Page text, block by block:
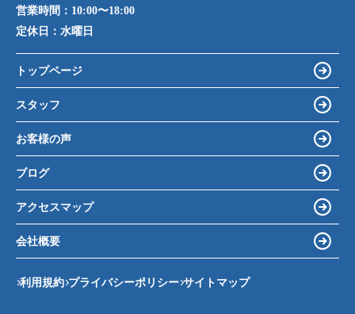
営業時間： 10:00〜18:00
定休日： 水曜日
トップページ
スタッフ
お客様の声
ブログ
アクセスマップ
会社概要
利用規約 プライバシーポリシー サイトマップ